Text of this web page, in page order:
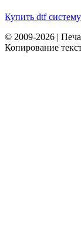
Купить dtf
© 2009-2026 |
Копирование